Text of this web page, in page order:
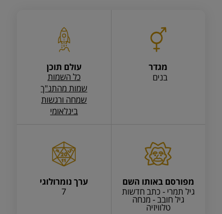
מגדר
בנים
עולם תוכן
כל השמות
שמות מהתנ"ך
שמחה ורגשות
בינלאומי
מפורסם באותו השם
גיל תמרי - כתב חדשות
גיל חובב - מנחה
טלוויזיה
ערך נומרולוגי
7